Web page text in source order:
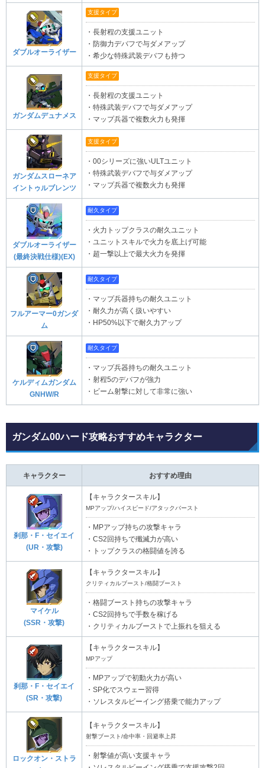
ダブルオーライザー
支援タイプ
・長射程の支援ユニット
・防御力デバフで与ダメアップ
・希少な特殊武装デバフも持つ
ガンダムデュナメス
支援タイプ
・長射程の支援ユニット
・特殊武装デバフで与ダメアップ
・マップ兵器で複数火力も発揮
ガンダムスローネア
イントゥルブレンツ
支援タイプ
・00シリーズに強いULTユニット
・特殊武装デバフで与ダメアップ
・マップ兵器で複数火力も発揮
ダブルオーライザー
(最終決戦仕様)(EX)
耐久タイプ
・火力トップクラスの耐久ユニット
・ユニットスキルで火力を底上げ可能
・超一撃以上で最大火力を発揮
フルアーマー0ガンダ
ム
耐久タイプ
・マップ兵器持ちの耐久ユニット
・耐久力が高く扱いやすい
・HP50%以下で耐久力アップ
ケルディムガンダム
GNHW/R
耐久タイプ
・マップ兵器持ちの耐久ユニット
・射程5のデバフが強力
・ビーム射撃に対して非常に強い
ガンダム00ハード攻略おすすめキャラクター
キャラクター おすすめ理由
刹那・F・セイエイ
(UR・攻撃)
【キャラクタースキル】
MPアップ/ハイスピード/アタックバースト
・MPアップ持ちの攻撃キャラ
・CS2回持ちで殲滅力が高い
・トップクラスの格闘値を誇る
マイケル
(SSR・攻撃)
【キャラクタースキル】
クリティカルブースト/格闘ブースト
・格闘ブースト持ちの攻撃キャラ
・CS2回持ちで手数を稼げる
・クリティカルブーストで上振れを狙える
刹那・F・セイエイ
(SR・攻撃)
【キャラクタースキル】
MPアップ
・MPアップで初動火力が高い
・SP化でスウェー習得
・ソレスタルビーイング搭乗で能力アップ
ロックオン・ストラ
【キャラクタースキル】
射撃ブースト/命中率・回避率上昇
・射撃値が高い支援キャラ